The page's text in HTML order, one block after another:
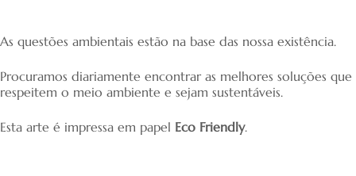
As questões ambientais estão na base das nossa existência.
Procuramos diariamente encontrar as melhores soluções que
respeitem o meio ambiente e sejam sustentáveis.
Esta arte é impressa em papel Eco Friendly.